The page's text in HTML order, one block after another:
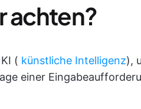
achten?
( künstliche Intelligenz),
einer